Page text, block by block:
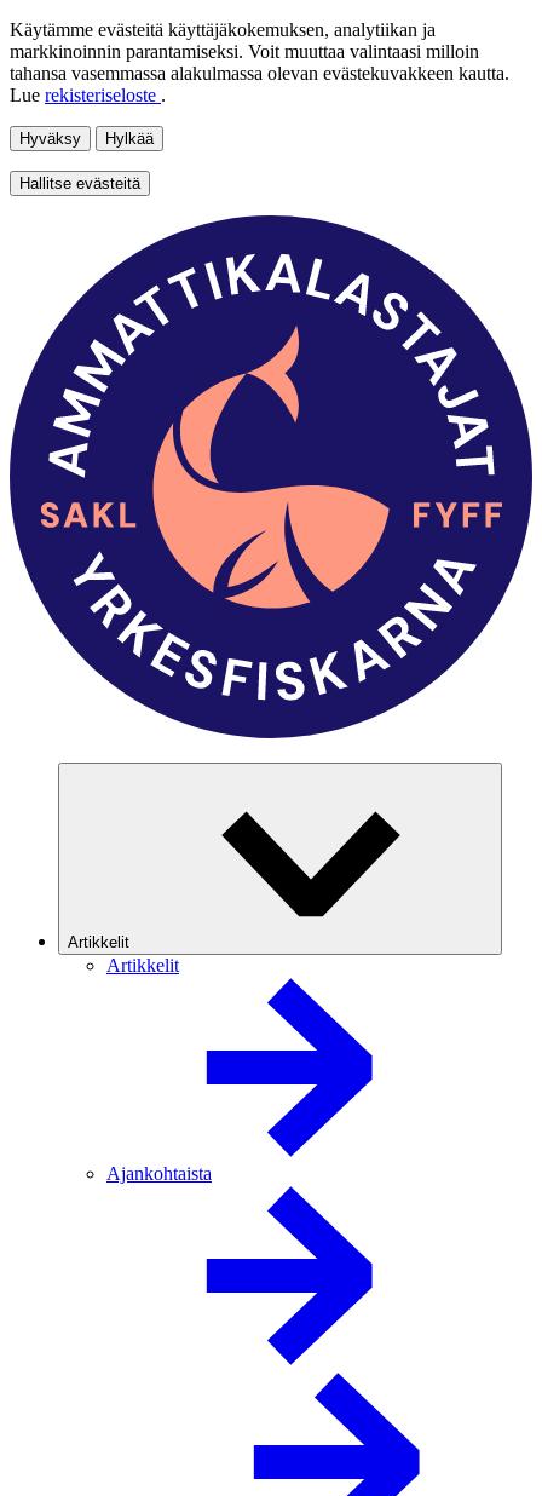
Käytämme evästeitä käyttäjäkokemuksen, analytiikan ja
markkinoinnin parantamiseksi. Voit muuttaa valintaasi milloin
tahansa vasemmassa alakulmassa olevan evästekuvakkeen kautta.
Lue rekisteriseloste .
Hyväksy Hylkää
Hallitse evästeitä
Artikkelit
Artikkelit
Ajankohtaista